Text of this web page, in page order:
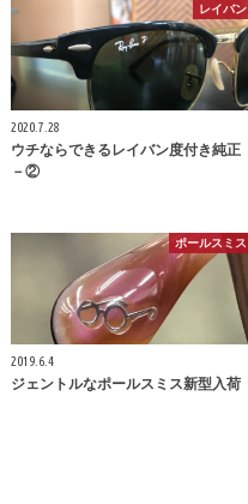
レイバン
2020.7.28
ウチならできるレイバン度付き純正
－②
ポールスミス
2019.6.4
ジェントルなポールスミス新型入荷